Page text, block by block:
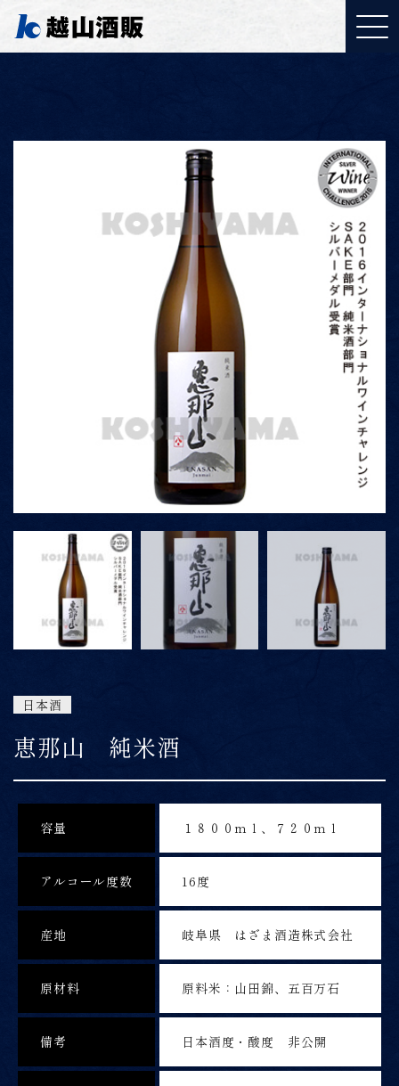
YouTubeご覧ください
「取り組みについて」
J:COMで特集されまし
ONLINE SHOP
06-6422-1101
受付時間 9:00～15:00
日本酒
恵那山 純米酒
容量 １８００ｍｌ、７２０ｍｌ
アルコール度数 16度
産地 岐阜県 はざま酒造株式会社
原材料 原料米：山田錦、五百万石
備考 日本酒度・酸度 非公開